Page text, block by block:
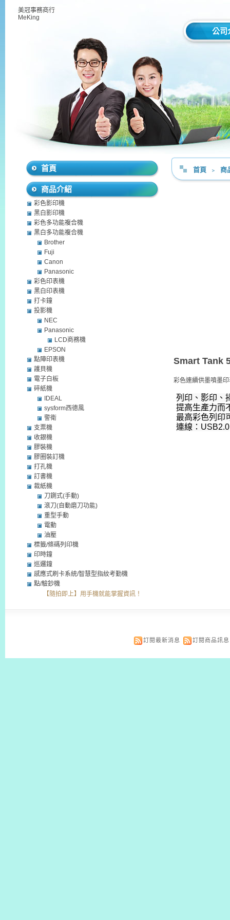
美冠事務商行
MeKing
公司
首頁 ﹥ 商
Smart Tank
彩色連續供墨噴墨
列印、影印、
提高生產力而
最高彩色列印
連線：USB2.0
首頁
商品介紹
彩色影印機
黑白影印機
彩色多功能複合機
黑白多功能複合機
Brother
Fuji
Canon
Panasonic
彩色印表機
黑白印表機
打卡鐘
投影機
NEC
Panasonic
LCD商務機
EPSON
點陣印表機
護貝機
電子白板
碎紙機
IDEAL
sysform西德風
警衛
支票機
收銀機
膠裝機
膠圈裝訂機
打孔機
訂書機
裁紙機
刀鍘式(手動)
滾刀(自動磨刀功能)
重型手動
電動
油壓
標籤/條碼列印機
印時鐘
巡邏鐘
感應式刷卡系統/智慧型指紋考勤機
點/驗鈔機
【隨拍即上】用手機就能掌握資訊！
訂閱最新消息 訂閱商品訊息